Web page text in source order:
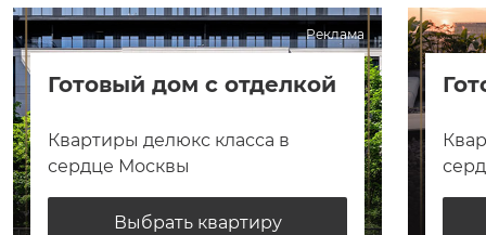
Реклама
Готовый дом с отделкой
Квартиры делюкс класса в
сердце Москвы
Выбрать квартиру